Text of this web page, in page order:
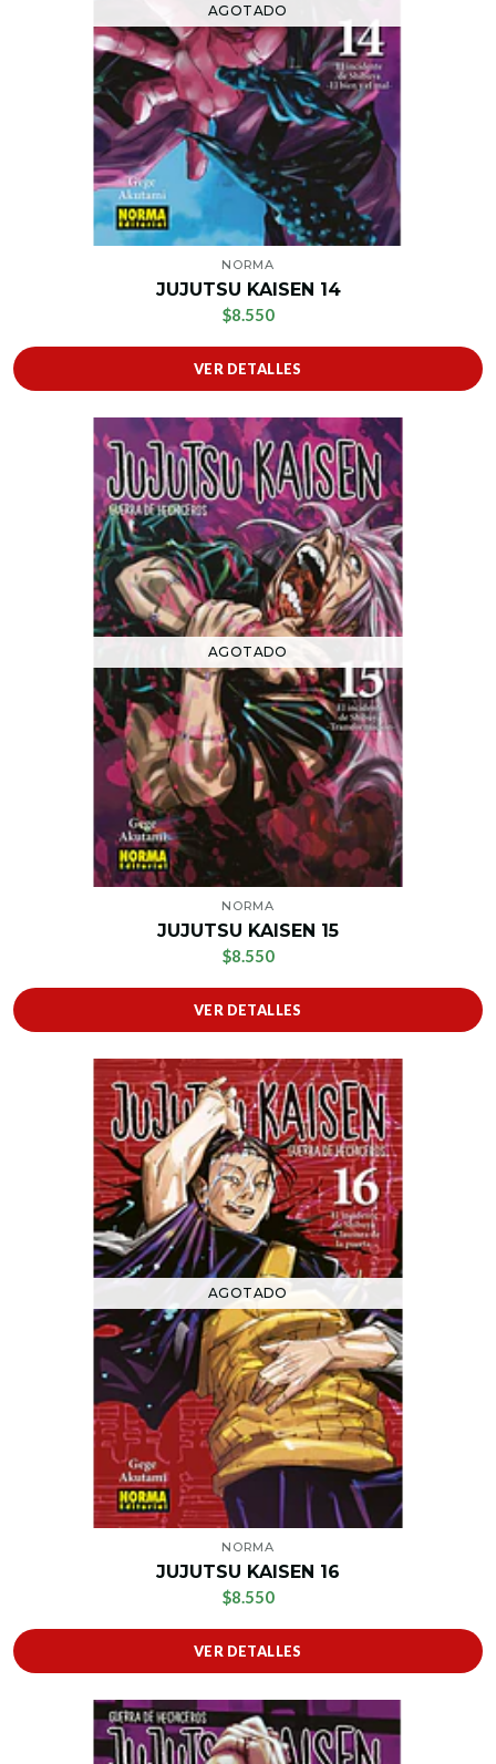
AGOTADO
NORMA
JUJUTSU KAISEN 14
$8.550
VER DETALLES
AGOTADO
NORMA
JUJUTSU KAISEN 15
$8.550
VER DETALLES
AGOTADO
NORMA
JUJUTSU KAISEN 16
$8.550
VER DETALLES